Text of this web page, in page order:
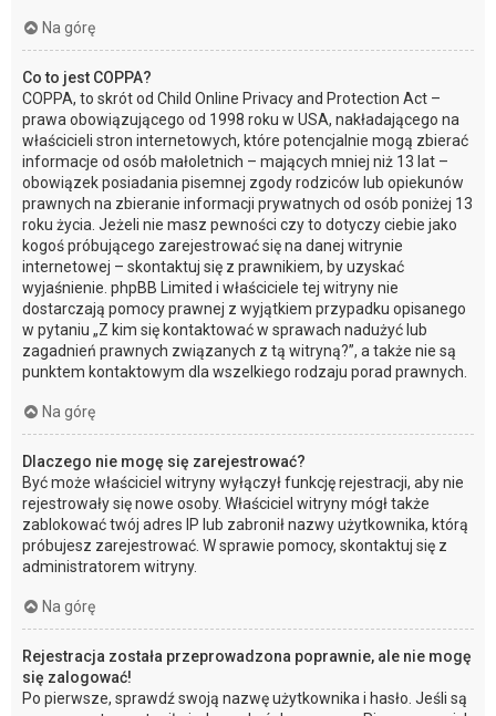
Na górę
Co to jest COPPA?
COPPA, to skrót od Child Online Privacy and Protection Act –
prawa obowiązującego od 1998 roku w USA, nakładającego na
właścicieli stron internetowych, które potencjalnie mogą zbierać
informacje od osób małoletnich – mających mniej niż 13 lat –
obowiązek posiadania pisemnej zgody rodziców lub opiekunów
prawnych na zbieranie informacji prywatnych od osób poniżej 13
roku życia. Jeżeli nie masz pewności czy to dotyczy ciebie jako
kogoś próbującego zarejestrować się na danej witrynie
internetowej – skontaktuj się z prawnikiem, by uzyskać
wyjaśnienie. phpBB Limited i właściciele tej witryny nie
dostarczają pomocy prawnej z wyjątkiem przypadku opisanego
w pytaniu „Z kim się kontaktować w sprawach nadużyć lub
zagadnień prawnych związanych z tą witryną?”, a także nie są
punktem kontaktowym dla wszelkiego rodzaju porad prawnych.
Na górę
Dlaczego nie mogę się zarejestrować?
Być może właściciel witryny wyłączył funkcję rejestracji, aby nie
rejestrowały się nowe osoby. Właściciel witryny mógł także
zablokować twój adres IP lub zabronił nazwy użytkownika, którą
próbujesz zarejestrować. W sprawie pomocy, skontaktuj się z
administratorem witryny.
Na górę
Rejestracja została przeprowadzona poprawnie, ale nie mogę
się zalogować!
Po pierwsze, sprawdź swoją nazwę użytkownika i hasło. Jeśli są